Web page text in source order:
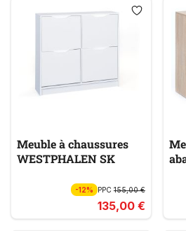
Meuble à chaussures
WESTPHALEN SK
-12% PPC 155,00 €
135,00 €